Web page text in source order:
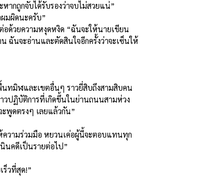
ากถูกจับได้รับรองว่าจบไม่สวยแน่”
มผิดนะครับ”
อด้วยความหงุดหงิด “ฉันจะให้นายเขียน
ฉันจะอ่านและตัดสินใจอีกครั้งว่าจะเซ็นให้
นทมิฬและเขตอื่นๆ ราวยี่สิบถึงสามสิบคน
ปฏิบัติการที่เกิดขึ้นในย่านถนนสามห่วง
พูดตรงๆ เลยแล้วกัน”
ความร่วมมือ หยวนเค่อผู้นี้จะตอบแทนทุก
นคดีเป็นรายต่อไป”
ร็วที่สุด!”